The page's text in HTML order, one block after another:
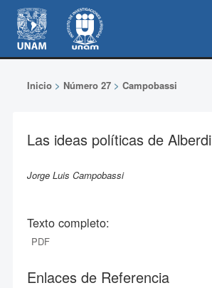
Inicio> Número 27> Campobassi
Las ideas políticas de Alberdi
Jorge Luis Campobassi
Texto completo:
PDF
Enlaces de Referencia